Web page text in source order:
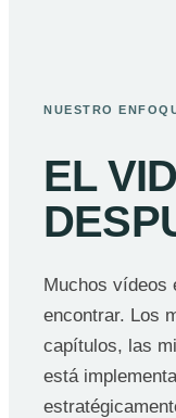
NUESTRO
EL
Muchos vídeos
encontrar. Los
capítulos, las
está